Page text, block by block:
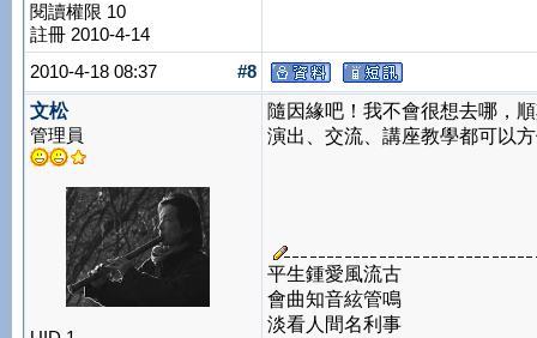
閱讀權限 10
註冊 2010-4-14
2010-4-18 08:37
#8
文松
管理員
隨因緣吧！我不會很想去哪，
演出、交流、講座教學都可以
平生鍾愛風流古
會曲知音絃管鳴
淡看人間名利事